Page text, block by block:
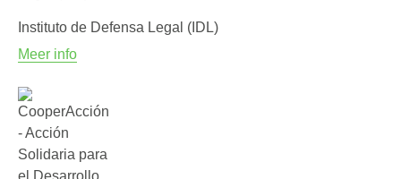
Instituto de Defensa Legal (IDL)
Meer info